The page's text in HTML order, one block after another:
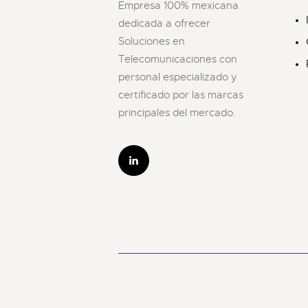
Empresa 100% mexicana
dedicada a ofrecer
Soluciones en
Telecomunicaciones con
personal especializado y
certificado por las marcas
principales del mercado.